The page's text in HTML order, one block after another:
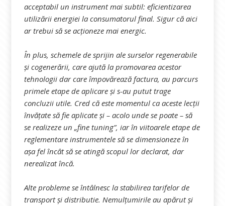
acceptabil un instrument mai subtil: eficientizarea
utilizării energiei la consumatorul final. Sigur că aici
ar trebui să se acționeze mai energic.
În plus, schemele de sprijin ale surselor regenerabile
și cogenerării, care ajută la promovarea acestor
tehnologii dar care împovărează factura, au parcurs
primele etape de aplicare și s-au putut trage
concluzii utile. Cred că este momentul ca aceste lecții
învățate să fie aplicate și – acolo unde se poate – să
se realizeze un „fine tuning”, iar în viitoarele etape de
reglementare instrumentele să se dimensioneze în
așa fel încât să se atingă scopul lor declarat, dar
nerealizat încă.
Alte probleme se întâlnesc la stabilirea tarifelor de
transport și distributie. Nemulțumirile au apărut și